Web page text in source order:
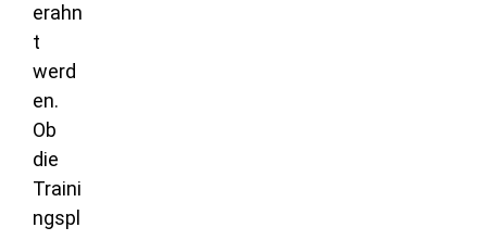
erahn
t
werd
en.
Ob
die
Traini
ngspl